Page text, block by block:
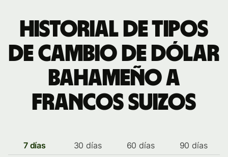
Historial de tipos
de cambio de dólar
bahameño a
francos suizos
7 días 30 días 60 días 90 días